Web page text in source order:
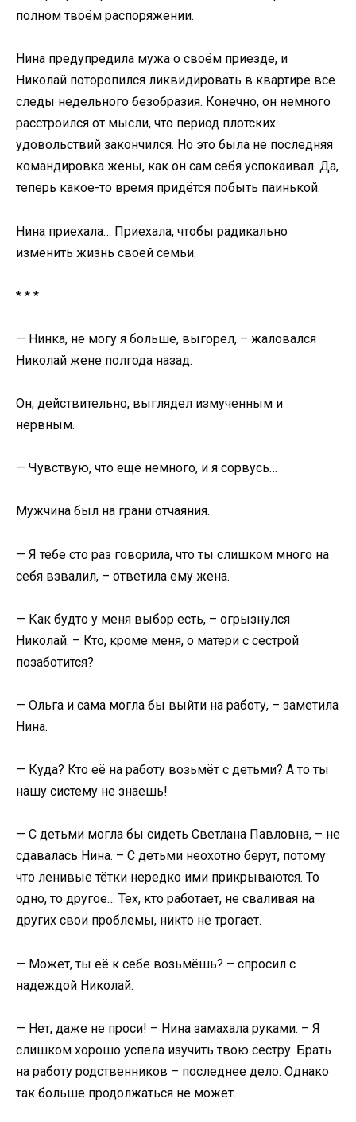
полном твоём распоряжении.
Нина предупредила мужа о своём приезде, и
Николай поторопился ликвидировать в квартире все
следы недельного безобразия. Конечно, он немного
расстроился от мысли, что период плотских
удовольствий закончился. Но это была не последняя
командировка жены, как он сам себя успокаивал. Да,
теперь какое-то время придётся побыть паинькой.
Нина приехала… Приехала, чтобы радикально
изменить жизнь своей семьи.
* * *
— Нинка, не могу я больше, выгорел, – жаловался
Николай жене полгода назад.
Он, действительно, выглядел измученным и
нервным.
— Чувствую, что ещё немного, и я сорвусь…
Мужчина был на грани отчаяния.
— Я тебе сто раз говорила, что ты слишком много на
себя взвалил, – ответила ему жена.
— Как будто у меня выбор есть, – огрызнулся
Николай. – Кто, кроме меня, о матери с сестрой
позаботится?
— Ольга и сама могла бы выйти на работу, – заметила
Нина.
— Куда? Кто её на работу возьмёт с детьми? А то ты
нашу систему не знаешь!
— С детьми могла бы сидеть Светлана Павловна, – не
сдавалась Нина. – С детьми неохотно берут, потому
что ленивые тётки нередко ими прикрываются. То
одно, то другое… Тех, кто работает, не сваливая на
других свои проблемы, никто не трогает.
— Может, ты её к себе возьмёшь? – спросил с
надеждой Николай.
— Нет, даже не проси! – Нина замахала руками. – Я
слишком хорошо успела изучить твою сестру. Брать
на работу родственников – последнее дело. Однако
так больше продолжаться не может.